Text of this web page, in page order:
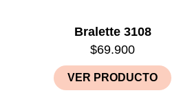
Bralette 3108
$69.900
VER PRODUCTO